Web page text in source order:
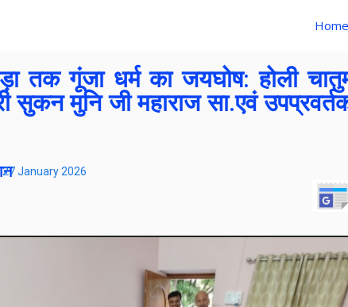
Home
तक गूंजा धर्म का जयघोष: होली
सुकन मुनि जी महाराज सा.एवं
27 January 2026